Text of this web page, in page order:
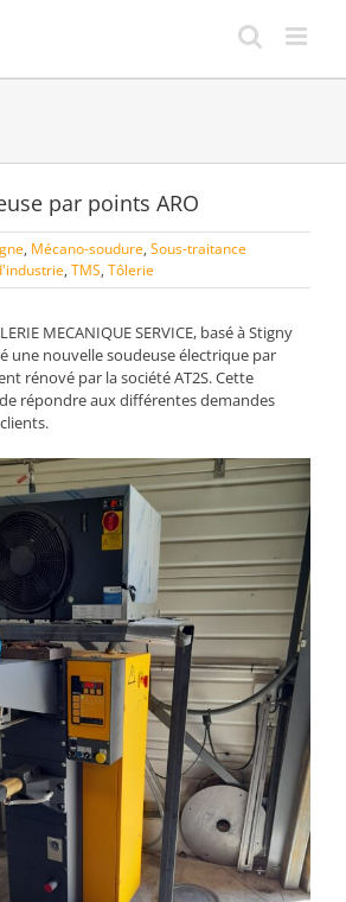
par points ARO
, Mécano-soudure, Sous-traitance
, TMS, Tôlerie
MECANIQUE SERVICE, basé à Stigny
une nouvelle soudeuse électrique par
rénové par la société AT2S. Cette
répondre aux différentes demandes